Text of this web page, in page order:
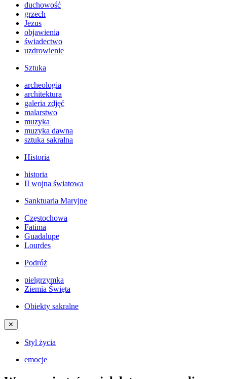
duchowość
grzech
Jezus
objawienia
świadectwo
uzdrowienie
Sztuka
archeologia
architektura
galeria zdjęć
malarstwo
muzyka
muzyka dawna
sztuka sakralna
Historia
historia
II wojna światowa
Sanktuaria Maryjne
Częstochowa
Fatima
Guadalupe
Lourdes
Podróż
pielgrzymka
Ziemia Święta
Obiekty sakralne
✕
Styl życia
emocje